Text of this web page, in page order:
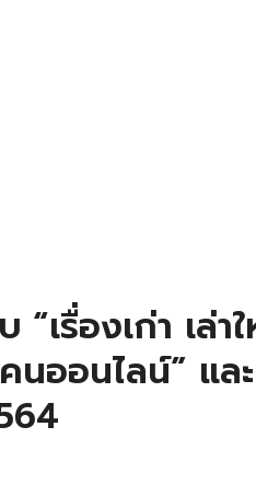
เรื่องเก่า เล่า
นออนไลน์” แล